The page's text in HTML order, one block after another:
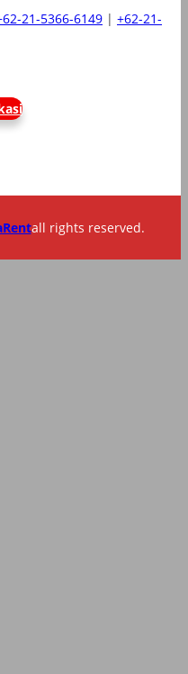
21-5366-6149 | +62-21-
all rights reserved.